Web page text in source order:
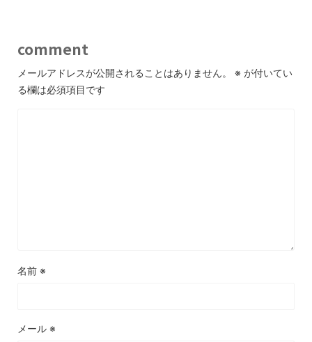
comment
メールアドレスが公開されることはありません。 ※ が付いてい
る欄は必須項目です
名前 ※
メール ※